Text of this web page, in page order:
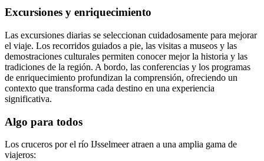
Excursiones y enriquecimiento
Las excursiones diarias se seleccionan cuidadosamente para mejorar
el viaje. Los recorridos guiados a pie, las visitas a museos y las
demostraciones culturales permiten conocer mejor la historia y las
tradiciones de la región. A bordo, las conferencias y los programas
de enriquecimiento profundizan la comprensión, ofreciendo un
contexto que transforma cada destino en una experiencia
significativa.
Algo para todos
Los cruceros por el río IJsselmeer atraen a una amplia gama de
viajeros: